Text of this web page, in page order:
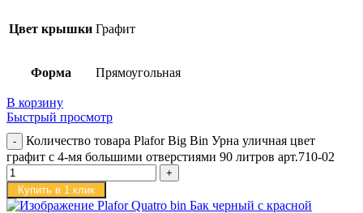
Цвет крышки Графит
Форма Прямоугольная
В корзину
Быстрый просмотр
Количество товара Plafor Big Bin Урна уличная цвет
графит c 4-мя большими отверстиями 90 литров арт.710-02
Купить в 1 клик